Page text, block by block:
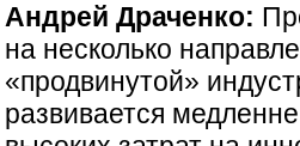
Андрей Драченко:
на несколько
«продвинутой»
развивается